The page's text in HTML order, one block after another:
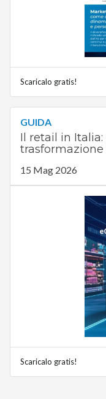
Scaricalo gratis!
GUIDA
Il retail in
trasformazione
15 Mag 2026
Scaricalo gratis!